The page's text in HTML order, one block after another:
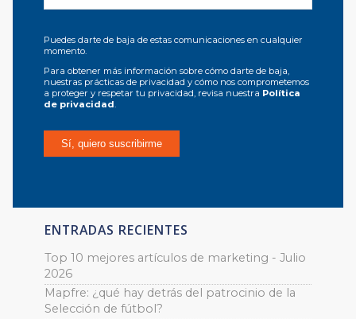
Puedes darte de baja de estas comunicaciones en cualquier
momento.
Para obtener más información sobre cómo darte de baja,
nuestras prácticas de privacidad y cómo nos comprometemos
a proteger y respetar tu privacidad, revisa nuestra Política
de privacidad.
ENTRADAS RECIENTES
Top 10 mejores artículos de marketing - Julio
2026
Mapfre: ¿qué hay detrás del patrocinio de la
Selección de fútbol?